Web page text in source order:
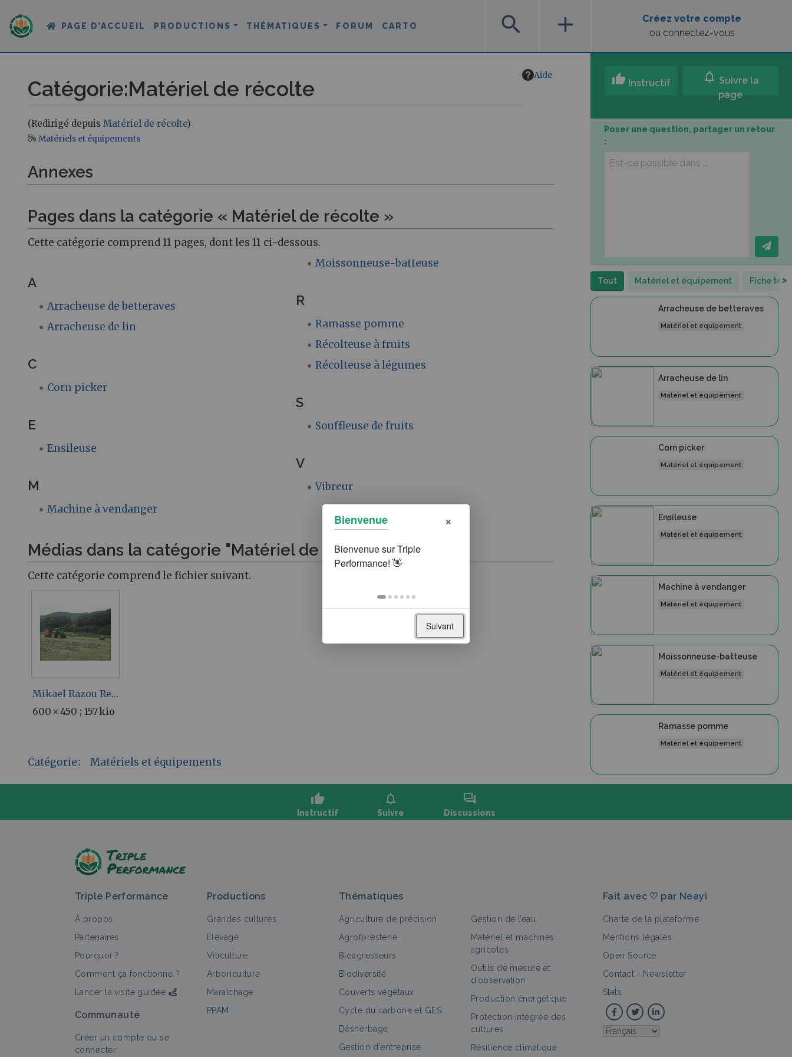
PAGE D’ACCUEIL PRODUCTIONS THÉMATIQUES FORUM CARTO search add
Créez votre compte
ou connectez-vous
Aide
Catégorie:Matériel de récolte
(Redirigé depuis Matériel de récolte)
Aller à :navigation,rechercher
Matériels et équipements
Annexes
Pages dans la catégorie « Matériel de récolte »
Cette catégorie comprend 11 pages, dont les 11 ci-dessous.
A
Arracheuse de betteraves
Arracheuse de lin
C
Corn picker
E
Ensileuse
M
Machine à vendanger
Moissonneuse-batteuse
R
Ramasse pomme
Récolteuse à fruits
Récolteuse à légumes
S
Souffleuse de fruits
V
Vibreur
Médias dans la catégorie "Matériel de récolte"
Cette catégorie comprend le fichier suivant.
Mikael Razou Recolte.jpg
600 × 450 ; 157 kio
Catégorie: Matériels et équipements
thumb_up Instructif notifications Suivre la
page
Poser une question, partager un retour
:
Tout Matériel et équipement Fiche >
Arracheuse de betteraves
Matériel et équipement
Arracheuse de lin
Matériel et équipement
Corn picker
Matériel et équipement
Ensileuse
Matériel et équipement
Machine à vendanger
Matériel et équipement
Moissonneuse-batteuse
Matériel et équipement
Ramasse pomme
Matériel et équipement
thumb_up
Instructif
notifications
Suivre
forum
Discussions
Tout Matériel et équipement Fiche technique Retour d'expérience Bioagresseur Vidéo
>
Arracheuse de betteraves
Matériel et équipement
Triple Performance
À propos
Partenaires
Pourquoi ?
Comment ça fonctionne ?
Lancer la visite guidée
Communauté
Créer un compte ou se
connecter
Productions
Grandes cultures
Élevage
Viticulture
Arboriculture
Maraîchage
PPAM
Thématiques
Agriculture de précision
Agroforesterie
Bioagresseurs
Biodiversité
Couverts végétaux
Cycle du carbone et GES
Désherbage
Gestion d'entreprise
Gestion de l’eau
Matériel et machines
agricoles
Outils de mesure et
d’observation
Production énergétique
Protection intégrée des
cultures
Résilience climatique
Fait avec ♡ par Neayi
Charte de la plateforme
Mentions légales
Open Source
Contact - Newsletter
Stats
Bienvenue ×
Suivant